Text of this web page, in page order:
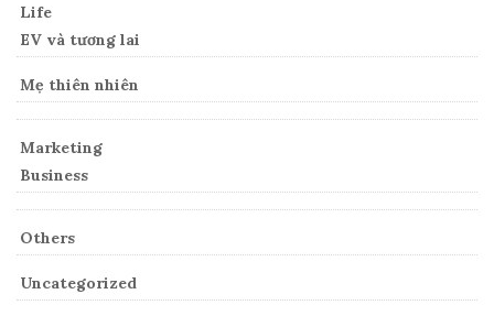
Life
EV và tương lai
Mẹ thiên nhiên
Marketing
Business
Others
Uncategorized